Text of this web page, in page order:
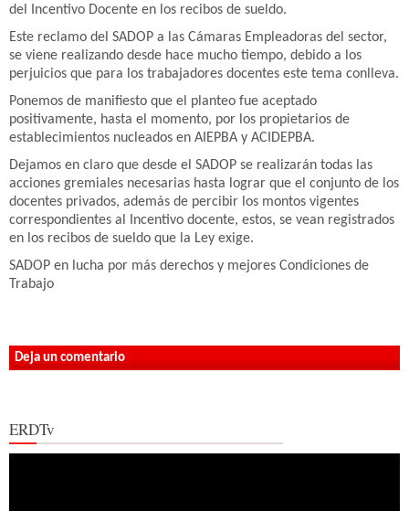
del Incentivo Docente en los recibos de sueldo.
Este reclamo del SADOP a las Cámaras Empleadoras del sector,
se viene realizando desde hace mucho tiempo, debido a los
perjuicios que para los trabajadores docentes este tema conlleva.
Ponemos de manifiesto que el planteo fue aceptado
positivamente, hasta el momento, por los propietarios de
establecimientos nucleados en AIEPBA y ACIDEPBA.
Dejamos en claro que desde el SADOP se realizarán todas las
acciones gremiales necesarias hasta lograr que el conjunto de los
docentes privados, además de percibir los montos vigentes
correspondientes al Incentivo docente, estos, se vean registrados
en los recibos de sueldo que la Ley exige.
SADOP en lucha por más derechos y mejores Condiciones de
Trabajo
Deja un comentario
ERDTv